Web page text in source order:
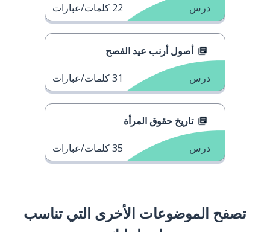
درس 22 كلمات/عبارات
أصول أرنب عيد الفصح
درس 31كلمات/عبارات
تاريخ حقوق المرأة
درس 35كلمات/عبارات
تصفح الموضوعات الأخرى التي تناسب